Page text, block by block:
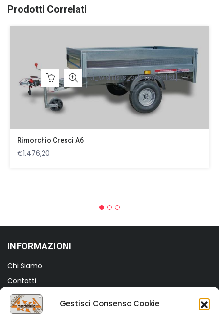
Gestisci Consenso Cookie
Prodotti Correlati
Questo
prodotto
ha
più
varianti.
possono
[ti_wishlists_addtowishlist]
Rimorchio Cresci A6
€1.476,20
INFORMAZIONI
Chi Siamo
Contatti
Termini e Condizioni
Privacy Policy